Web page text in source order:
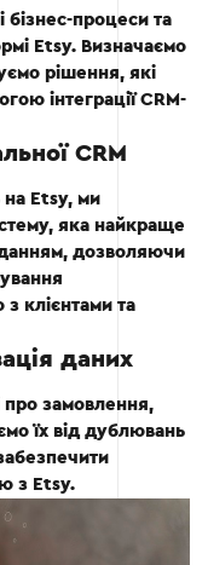
і
CRM.
і
сповіщень
бізнес-процеси та
Etsy. Визначаємо
рішення, які
інтеграції CRM-
CRM
на Etsy, ми
яка найкраще
дозволяючи
клієнтами та
даних
про замовлення,
їх від дублювань
з Etsy.